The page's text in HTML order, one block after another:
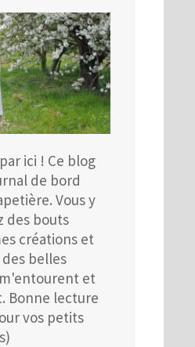
ici ! Ce blog
de bord
Vous y
des bouts
créations et
belles
et
Bonne lecture
vos petits